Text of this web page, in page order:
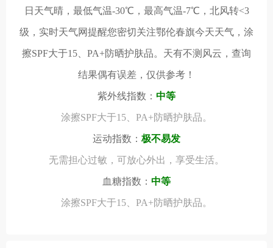
日天气晴，最低气温-30℃，最高气温-7℃，北风转<3
级， 实时天气网提醒您密切关注鄂伦春旗今天天气 ，涂
擦SPF大于15、PA+防晒护肤品。天有不测风云，查询
结果偶有误差，仅供参考！
紫外线指数： 中等
涂擦SPF大于15、PA+防晒护肤品。
运动指数： 极不易发
无需担心过敏，可放心外出，享受生活。
血糖指数： 中等
涂擦SPF大于15、PA+防晒护肤品。